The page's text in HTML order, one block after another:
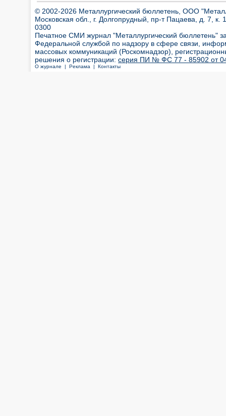
© 2002-2026 Металлургический бюллетень, ООО
Московская обл., г. Долгопрудный, пр-т Пацаева, д. 7,
0300
Печатное СМИ журнал "Металлургический бюллетень"
Федеральной службой по надзору в сфере связи,
массовых коммуникаций (Роскомнадзор),
решения о регистрации: серия ПИ № ФС 77 - 85902 от 04
О журнале | Реклама | Контакты